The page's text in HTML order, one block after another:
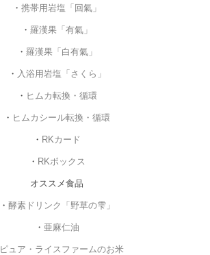
・ 携帯用岩塩「回氣」
・ 羅漢果「有氣」
・ 羅漢果「白有氣」
・ 入浴用岩塩「さくら」
・ ヒムカ転換・循環
・ ヒムカシール転換・循環
・ RKカード
・ RKボックス
オススメ食品
・ 酵素ドリンク「野草の雫」
・ 亜麻仁油
ピュア・ライスファームのお米